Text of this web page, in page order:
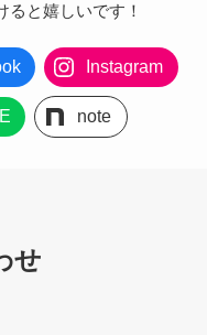
ると嬉しいです！
Instagram
note
せ